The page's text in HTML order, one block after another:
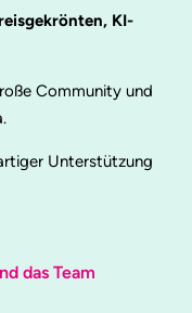
KI-
Community und
Unterstützung
das Team